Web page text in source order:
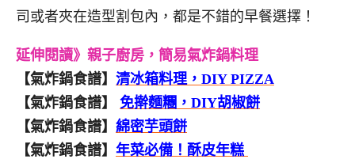
司或者夾在造型割包內，都是不錯的早餐選擇！
延伸閱讀》親子廚房，簡易氣炸鍋料理
【氣炸鍋食譜】 清冰箱料理，DIY PIZZA
【氣炸鍋食譜】 免擀麵糰，DIY胡椒餅
【氣炸鍋食譜】 綿密芋頭餅
【氣炸鍋食譜】 年菜必備！酥皮年糕